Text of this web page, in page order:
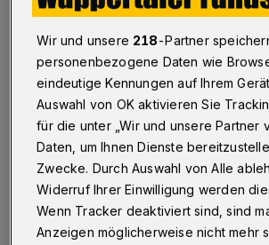
Wuppertal·Der Botanische Garten
auch in diesem Jahr wieder ein
Ökologisches Jahr (FÖJ) auf der Hardt
August startet. Angesprochen sind
zwischen 16 und 26 Jahren.
08.05.2026 , 10:00 Uhr Eine Minute
Wir und unsere 218-Partner
personenbezogene Daten wie
eindeutige Kennungen auf Ihrem
Auswahl von OK aktivieren Sie
für die unter „Wir und unsere Partner
Daten, um Ihnen Dienste
Zwecke. Durch Auswahl von Alle
Widerruf Ihrer Einwilligung werden
Wenn Tracker deaktiviert sind, sind
Anzeigen möglicherweise nicht mehr